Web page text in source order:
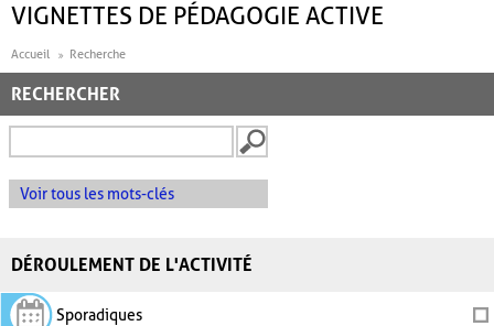
VIGNETTES DE PÉDAGOGIE ACTIVE
Accueil Recherche
RECHERCHER
Voir tous les mots-clés
DÉROULEMENT DE L'ACTIVITÉ
Sporadiques